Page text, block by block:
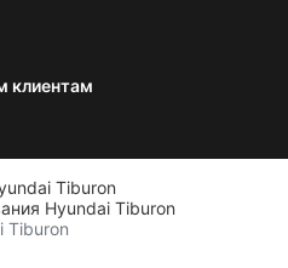
клиентам
Tiburon
Hyundai Tiburon
Tiburon